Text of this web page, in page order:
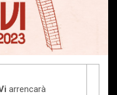
arrencarà